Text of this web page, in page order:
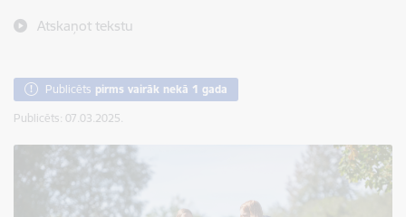
Atskaņot tekstu
Publicēts pirms vairāk nekā 1 gada
Publicēts: 07.03.2025.